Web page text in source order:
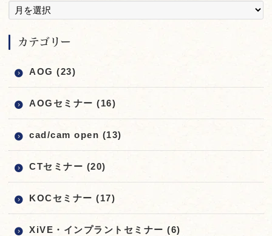
カテゴリー
AOG (23)
AOGセミナー (16)
cad/cam open (13)
CTセミナー (20)
KOCセミナー (17)
XiVE・インプラントセミナー (6)